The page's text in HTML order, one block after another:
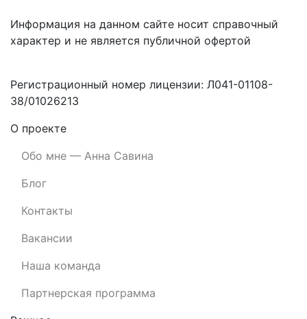
Информация на данном сайте носит справочный
характер и не является публичной офертой
Регистрационный номер лицензии: Л041-01108-
38/01026213
О проекте
Обо мне — Анна Савина
Блог
Контакты
Вакансии
Наша команда
Партнерская программа